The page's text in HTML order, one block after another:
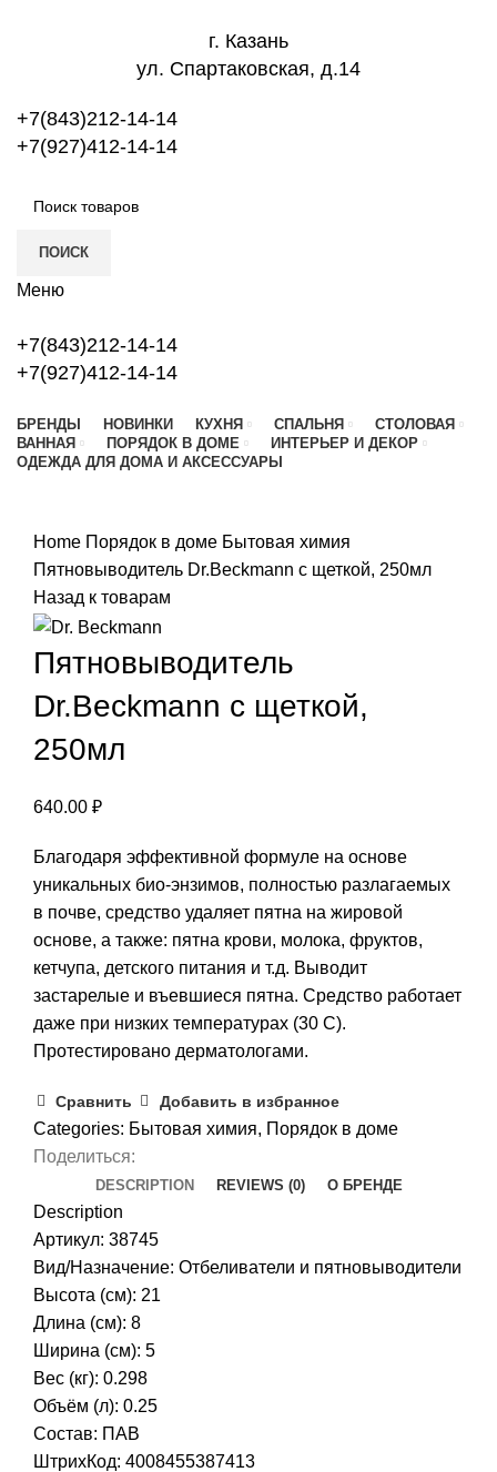
г. Казань
ул. Спартаковская, д.14
+7(843)212-14-14
+7(927)412-14-14
ПОИСК
Меню
+7(843)212-14-14
+7(927)412-14-14
БРЕНДЫ НОВИНКИ КУХНЯ СПАЛЬНЯ
СТОЛОВАЯ
ВАННАЯ
ПОРЯДОК В ДОМЕ
ИНТЕРЬЕР И ДЕКОР
ОДЕЖДА ДЛЯ ДОМА И АКСЕССУАРЫ
Home Порядок в доме Бытовая химия
Пятновыводитель Dr.Beckmann с щеткой, 250мл
Назад к товарам
Пятновыводитель
Dr.Beckmann с щеткой,
250мл
640.00 ₽
Благодаря эффективной формуле на основе
уникальных био-энзимов, полностью разлагаемых
в почве, средство удаляет пятна на жировой
основе, а также: пятна крови, молока, фруктов,
кетчупа, детского питания и т.д. Выводит
застарелые и въевшиеся пятна. Средство работает
даже при низких температурах (30 С).
Протестировано дерматологами.
Сравнить Добавить в избранное
Categories: Бытовая химия, Порядок в доме
Поделиться:
DESCRIPTION REVIEWS (0) О БРЕНДЕ
Description
Артикул: 38745
Вид/Назначение: Отбеливатели и пятновыводители
Высота (см): 21
Длина (см): 8
Ширина (см): 5
Вес (кг): 0.298
Объём (л): 0.25
Состав: ПАВ
ШтрихКод: 4008455387413